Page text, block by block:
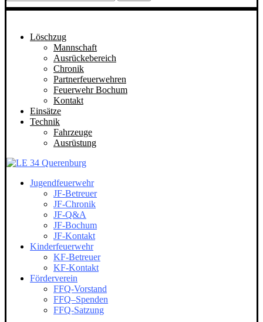
Löschzug
Mannschaft
Ausrückebereich
Chronik
Partnerfeuerwehren
Feuerwehr Bochum
Kontakt
Einsätze
Technik
Fahrzeuge
Ausrüstung
Jugendfeuerwehr
JF-Betreuer
JF-Chronik
JF-Q&A
JF-Bochum
JF-Kontakt
Kinderfeuerwehr
KF-Betreuer
KF-Kontakt
Förderverein
FFQ-Vorstand
FFQ–Spenden
FFQ-Satzung